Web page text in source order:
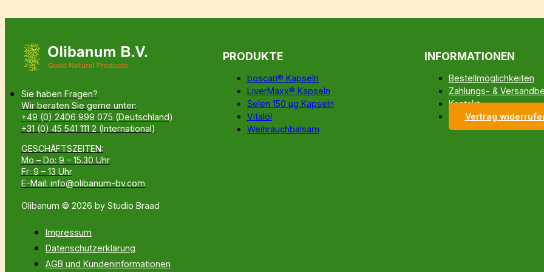
Sie haben Fragen?
Wir beraten Sie gerne unter:
+49 (0) 2406 999 075 (Deutschland)
+31 (0) 45 541 111 2 (International)
GESCHÄFTSZEITEN:
Mo – Do: 9 – 15.30 Uhr
Fr: 9 – 13 Uhr
E-Mail: info@olibanum-bv.com
PRODUKTE
boscari® Kapseln
LiverMaxx® Kapseln
Selen 150 µg Kapseln
Vitalöl
Weihrauchbalsam
INFORMATIONEN
Bestellmöglichkeiten
Zahlungs- &
Kontakt
Vertrag
Olibanum © 2026 by Studio Braad
Impressum
Datenschutzerklärung
AGB und Kundeninformationen